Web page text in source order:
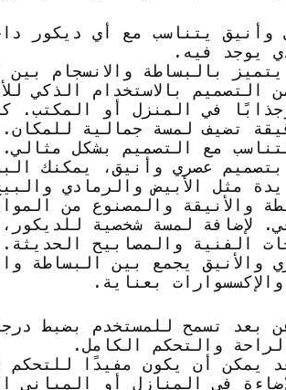
وأنيق يتناسب مع أي ديكور
يوجد فيه.
بالبساطة والانسجام بين
بالاستخدام الذكي
في المنزل أو المكتب.
تضيف لمسة جمالية للمكان.
مع التصميم بشكل مثالي.
عصري وأنيق، يمكنك
مثل الأبيض والرمادي
والأنيقة والمصنوع من
لإضافة لمسة شخصية
الفنية والمصابيح الحديثة.
والأنيق يجمع بين البساطة
بعناية.
بعد تسمح للمستخدم بضبط
والتحكم الكامل.
يمكن أن يكون مفيدًا للتحكم
في المنازل أو المباني